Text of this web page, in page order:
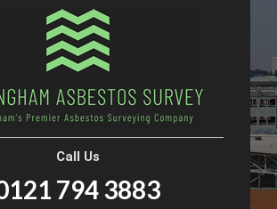
Call Us
794 3883